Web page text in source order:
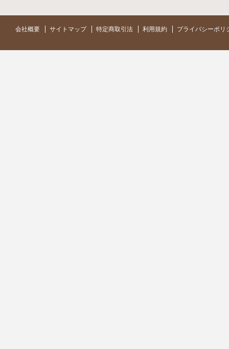
会社概要 サイトマップ 特定商取引法 利用規約 プライバシーポリ